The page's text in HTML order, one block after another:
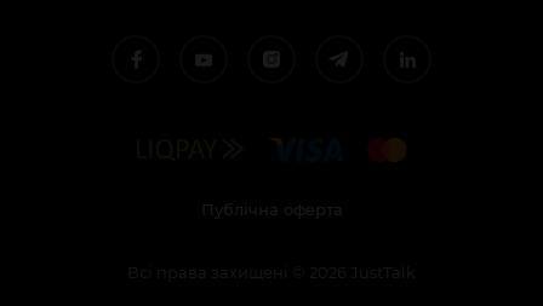
Публічна оферта
Всі права захищені 2026 JustTalk